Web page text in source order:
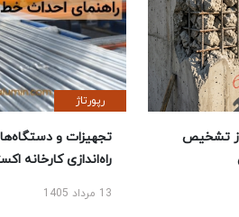
تشخیص
رپورتاژ
تجهیزات و دستگاه‌های
راه‌اندازی کارخانه
13 مرداد 1405